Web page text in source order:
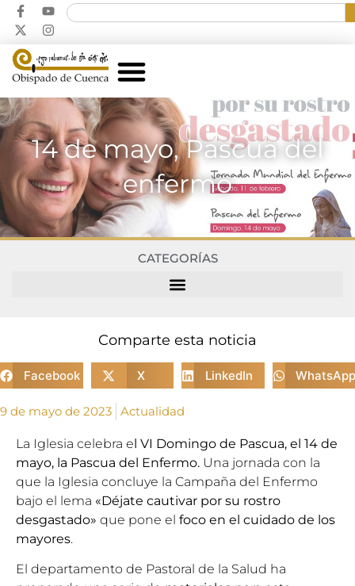
14 de mayo, Pascua del
enfermo
CATEGORÍAS
Comparte esta noticia
Facebook X LinkedIn WhatsApp
9 de mayo de 2023 Actualidad
La Iglesia celebra el VI Domingo de Pascua, el 14 de
mayo, la Pascua del Enfermo. Una jornada con la
que la Iglesia concluye la Campaña del Enfermo
bajo el lema «Déjate cautivar por su rostro
desgastado» que pone el foco en el cuidado de los
mayores.
El departamento de Pastoral de la Salud ha